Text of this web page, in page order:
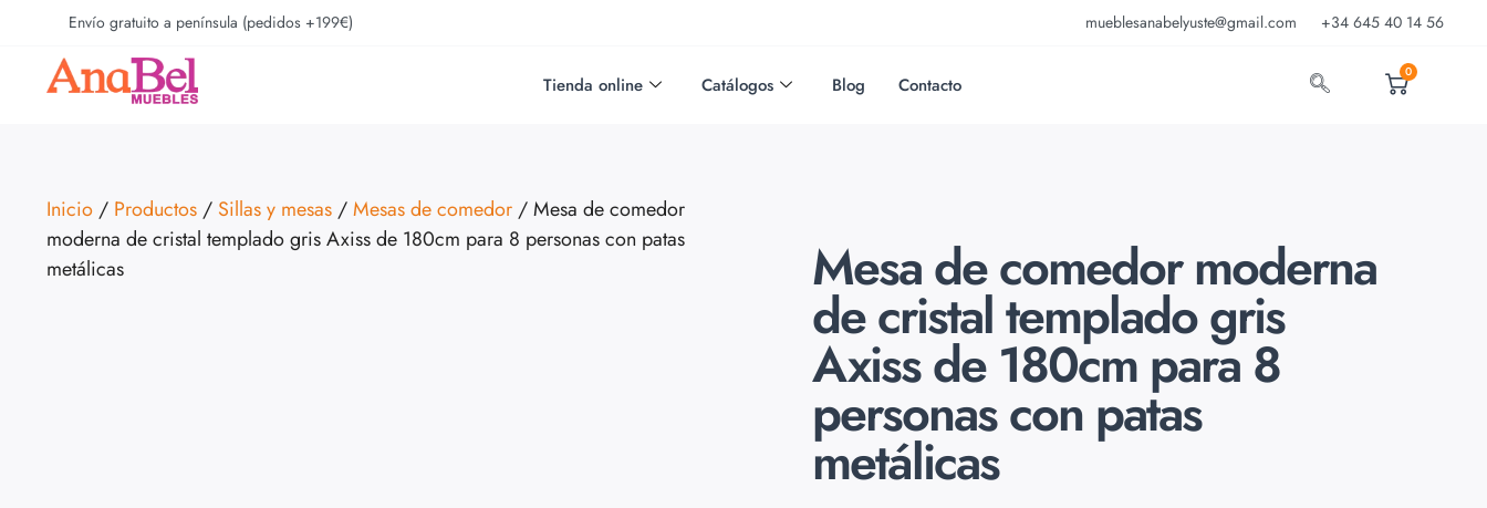
Envío gratuito a península (pedidos +199€) mueblesanabelyuste@gmail.com +34 645 40 14 56
Tienda online Catálogos Blog Contacto
0
Inicio / Productos / Sillas y mesas /Mesas de comedor / Mesa de comedor
moderna de cristal templado gris Axiss de 180cm para 8 personas con patas
metálicas
Mesa de comedor moderna
de cristal templado gris
Axiss de 180cm para 8
personas con patas
metálicas